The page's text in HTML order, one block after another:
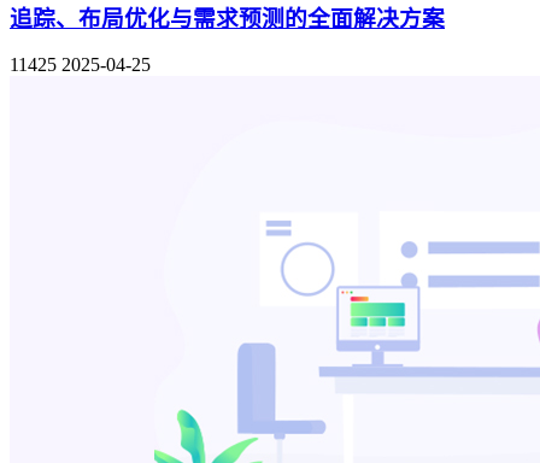
追踪、布局优化与需求预测的全面解决方案
11425 2025-04-25